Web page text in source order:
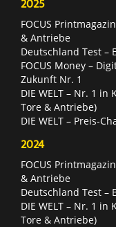
2025
FOCUS
& Antriebe
Deutschland Test –
FOCUS Money –
Zukunft Nr. 1
DIE WELT – Nr. 1
Tore & Antriebe)
DIE WELT – Preis-
2024
FOCUS
& Antriebe
Deutschland Test –
DIE WELT – Nr. 1
Tore & Antriebe)